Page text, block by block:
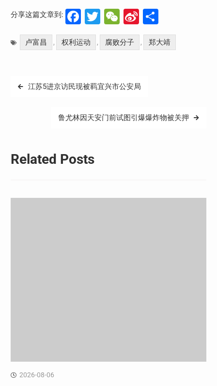
分享这篇文章到: Facebook
Twitter
WeChat
Sina
Weibo
分
享
卢富昌 , 权利运动 , 腐败分子 , 郑大靖
文
江苏5进京访民现被羁宜兴市公安局
鲁尤林因天安门前试图引爆爆炸物被关押
Related Posts
2026-08-06